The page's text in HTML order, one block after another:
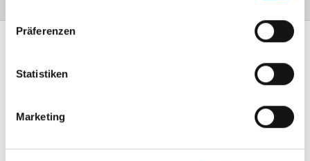
Präferenzen
Statistiken
Marketing